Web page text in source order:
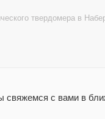
твердомера в
свяжемся с вами в